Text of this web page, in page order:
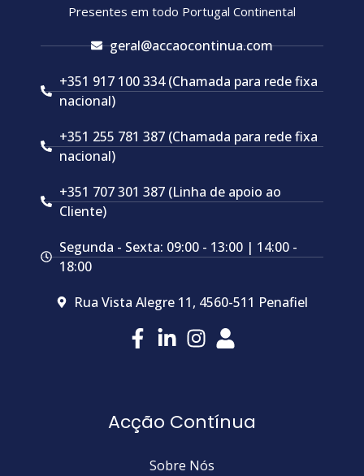
Presentes em todo Portugal Continental
geral@accaocontinua.com
+351 917 100 334 (Chamada para rede fixa
nacional)
+351 255 781 387 (Chamada para rede fixa
nacional)
+351 707 301 387 (Linha de apoio ao
Cliente)
Segunda - Sexta: 09:00 - 13:00 | 14:00 -
18:00
Rua Vista Alegre 11, 4560-511 Penafiel
Acção Contínua
Sobre Nós